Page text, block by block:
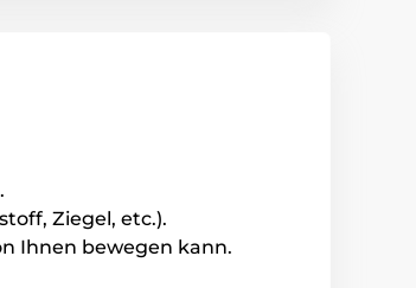
Ziegel, etc.).
Ihnen bewegen kann.